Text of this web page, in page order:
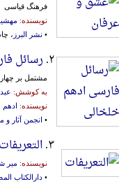
فرهنگ قیاسی
نویسنده:
• نشر البرز ،
۲. رسائل
مشتمل بر
به کوشش:
نویسنده: ادهم
• انجمن آثار
۳. التعریفات
نویسنده: میر
• دارالکتاب